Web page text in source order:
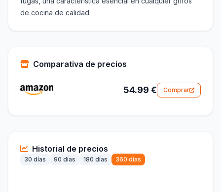
de cocina​ de calidad.
Comparativa de precios
54.99 € Comprar
Historial de precios
30 días 90 días 180 días 360 días